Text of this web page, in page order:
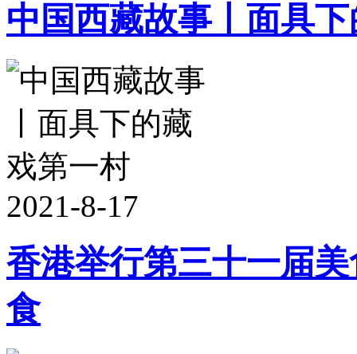
中国西藏故事丨面具
2021-8-17
香港举行第三十一届
食